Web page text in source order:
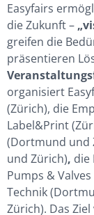
Easyfairs
die Zukunft –
greifen die
präsentieren
organisiert
(Zürich), die
Label&Print
(Dortmund und
und Zürich), die
Pumps &
Technik
Zürich). Das